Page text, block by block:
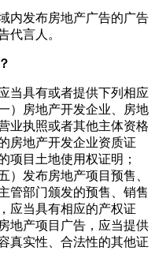
发布房地产广告的广告
代言人。
具有或者提供下列相应
）房地产开发企业、房地
业执照或者其他主体资格
房地产开发企业资质证
项目土地使用权证明；
）发布房地产项目预售、
管部门颁发的预售、销售
应当具有相应的产权证
地产项目广告，应当提供
真实性、合法性的其他证